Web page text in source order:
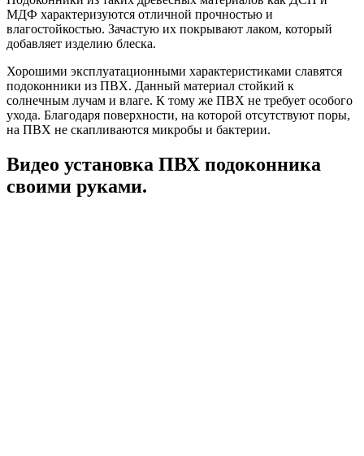
МДФ характеризуются отличной прочностью и
влагостойкостью. Зачастую их покрывают лаком, который
добавляет изделию блеска.
Хорошими эксплуатационными характеристиками славятся
подоконники из ПВХ. Данный материал стойкий к
солнечным лучам и влаге. К тому же ПВХ не требует особого
ухода. Благодаря поверхности, на которой отсутствуют поры,
на ПВХ не скапливаются микробы и бактерии.
Видео установка ПВХ подоконника
своими руками.